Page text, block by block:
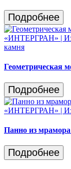
Подробнее
Геометрическая
Подробнее
Панно из
Подробнее